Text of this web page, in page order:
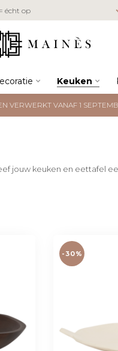
écht op
Keuken
VERWERKT VANAF 1
jouw keuken en eettafel
-30%